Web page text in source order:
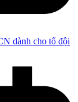
dành cho tổ đội